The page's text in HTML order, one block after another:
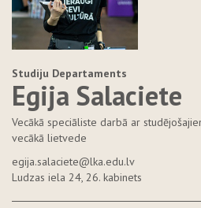
Studiju Departaments
Egija Salaciete
Vecākā speciāliste darbā ar
vecākā lietvede
egija.salaciete@lka.edu.lv
Ludzas iela 24, 26. kabinets